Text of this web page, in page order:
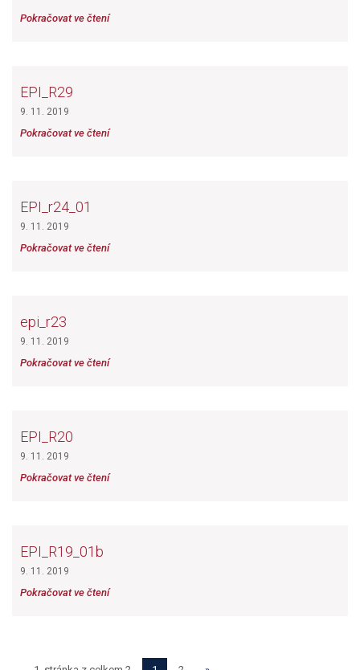
Pokračovat ve čtení
EPI_R29
9. 11. 2019
Pokračovat ve čtení
EPI_r24_01
9. 11. 2019
Pokračovat ve čtení
epi_r23
9. 11. 2019
Pokračovat ve čtení
EPI_R20
9. 11. 2019
Pokračovat ve čtení
EPI_R19_01b
9. 11. 2019
Pokračovat ve čtení